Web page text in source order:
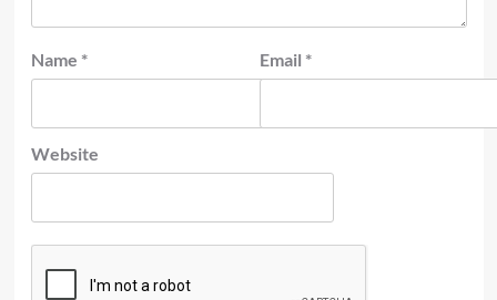
Name * Email *
Website